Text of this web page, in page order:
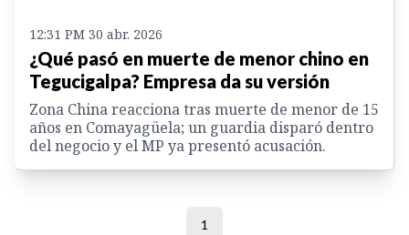
12:31 PM 30 abr. 2026
¿Qué pasó en muerte de menor chino en
Tegucigalpa? Empresa da su versión
Zona China reacciona tras muerte de menor de 15
años en Comayagüela; un guardia disparó dentro
del negocio y el MP ya presentó acusación.
1